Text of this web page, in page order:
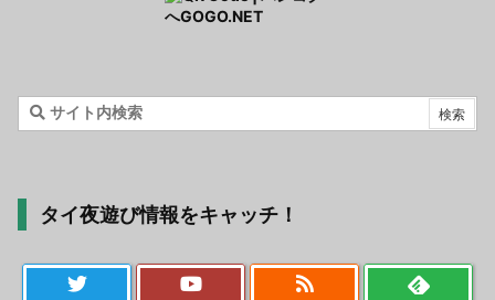
タイ夜遊び情報をキャッチ！